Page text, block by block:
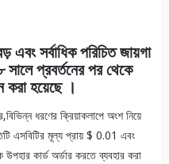
এবং সর্বাধিক পরিচিত জায়গা
প্রবর্তনের পর থেকে
করা হয়েছে ।
ধরণের ক্রিয়াকলাপে অংশ নিয়ে
এসবিটির মূল্য প্রায় $ 0.01 এবং
কার্ড অর্ডার করতে ব্যবহার করা